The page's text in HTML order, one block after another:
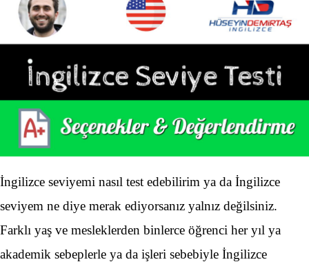
İngilizce seviyemi nasıl test edebilirim ya da İngilizce
seviyem ne diye merak ediyorsanız yalnız değilsiniz.
Farklı yaş ve mesleklerden binlerce öğrenci her yıl ya
akademik sebeplerle ya da işleri sebebiyle İngilizce